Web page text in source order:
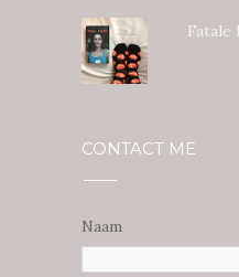
Fatale
CONTACT ME
Naam